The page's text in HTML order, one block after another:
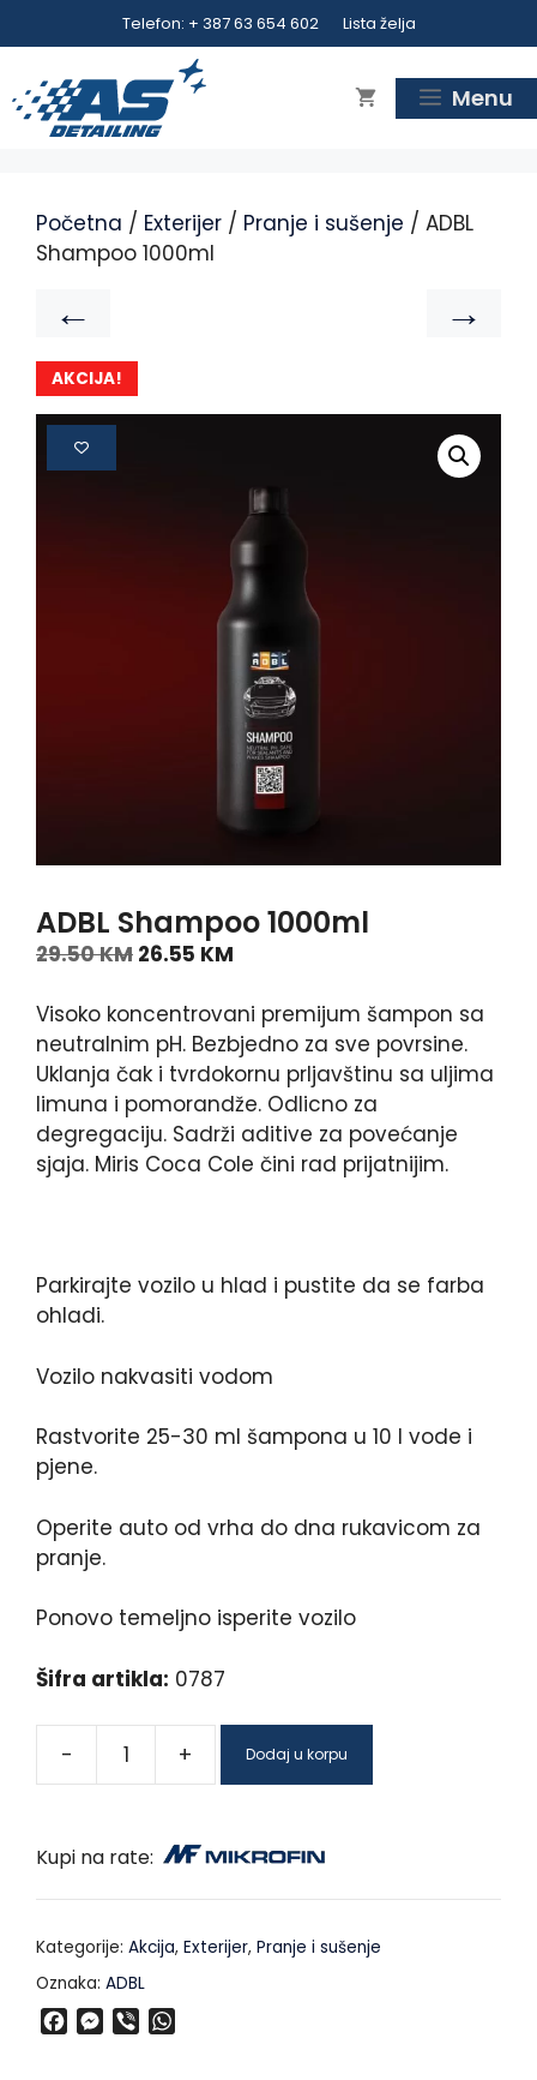
Telefon: + 387 63 654 602 Lista želja
Menu
Početna / Exterijer / Pranje i sušenje / ADBL
Shampoo 1000ml
← →
AKCIJA!
ADBL Shampoo 1000ml
29.50KM 26.55 KM
Visoko koncentrovani premijum šampon sa
neutralnim pH. Bezbjedno za sve povrsine.
Uklanja čak i tvrdokornu prljavštinu sa uljima
limuna i pomorandže. Odlicno za
degregaciju. Sadrži aditive za povećanje
sjaja. Miris Coca Cole čini rad prijatnijim.
Parkirajte vozilo u hlad i pustite da se farba
ohladi.
Vozilo nakvasiti vodom
Rastvorite 25-30 ml šampona u 10 l vode i
pjene.
Operite auto od vrha do dna rukavicom za
pranje.
Ponovo temeljno isperite vozilo
Šifra artikla: 0787
- + Dodaj u korpu
Kupi na rate:
Kategorije: Akcija, Exterijer, Pranje i sušenje
Oznaka: ADBL
M